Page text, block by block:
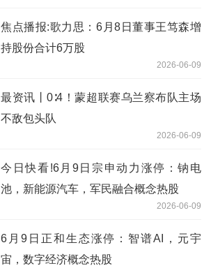
焦点播报:歌力思：6月8日董事王笃森增
持股份合计6万股
2026-06-09
最资讯丨0∶4！蒙超联赛乌兰察布队主场
不敌包头队
2026-06-09
今日快看!6月9日宗申动力涨停：钠电
池，新能源汽车，军民融合概念热股
2026-06-09
6月9日正和生态涨停：智谱AI，元宇
宙，数字经济概念热股